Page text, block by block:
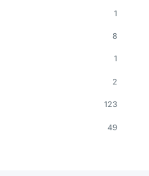
1
8
1
2
123
49